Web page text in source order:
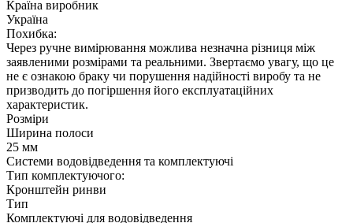
Країна виробник
Україна
Похибка:
Через ручне вимірювання можлива незначна різниця між
заявленими розмірами та реальними. Звертаємо увагу, що це
не є ознакою браку чи порушення надійності виробу та не
призводить до погіршення його експлуатаційних
характеристик.
Розміри
Ширина полоси
25 мм
Системи водовідведення та комплектуючі
Тип комплектуючого:
Кронштейн ринви
Тип
Комплектуючі для водовідведення